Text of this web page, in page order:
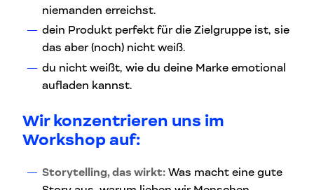
niemanden erreichst.
dein Produkt perfekt für die Zielgruppe ist, sie
das aber (noch) nicht weiß.
du nicht weißt, wie du deine Marke emotional
aufladen kannst.
Wir konzentrieren uns im
Workshop auf:
Storytelling, das wirkt: Was macht eine gute